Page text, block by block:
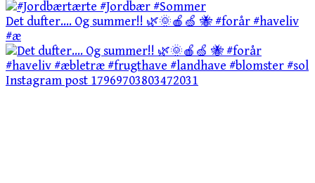
Det dufter…. Og summer!! 🌿🌞🍎🍏 🐝 #forår #haveliv
#æ
Instagram post 17969703803472031